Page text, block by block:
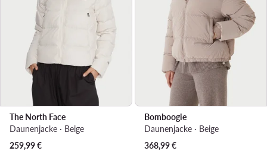
The North Face
Daunenjacke · Beige
259,99€
Bomboogie
Daunenjacke · Beige
368,99€